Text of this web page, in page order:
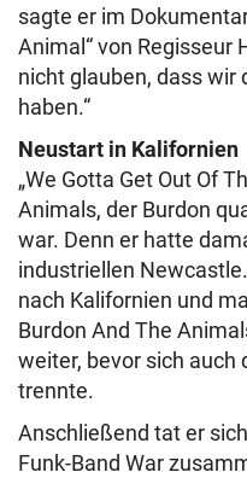
sagte er im
Animal“ von Regisseur
nicht glauben, dass
haben.“
Neustart in Kalifornien
„We Gotta Get Out Of
Animals, der Burdon
war. Denn er hatte
industriellen
nach Kalifornien und
Burdon And The
weiter, bevor sich auch
trennte.
Anschließend tat er
Funk-Band War